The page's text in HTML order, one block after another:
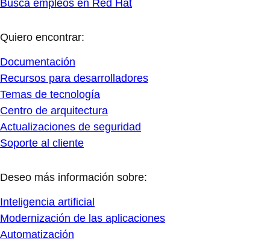
Busca empleos en Red Hat
Quiero encontrar:
Documentación
Recursos para desarrolladores
Temas de tecnología
Centro de arquitectura
Actualizaciones de seguridad
Soporte al cliente
Deseo más información sobre:
Inteligencia artificial
Modernización de las aplicaciones
Automatización